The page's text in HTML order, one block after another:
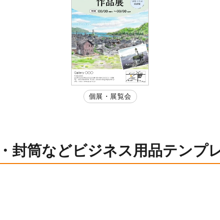
個展・展覧会
封筒などビジネス用品テンプ